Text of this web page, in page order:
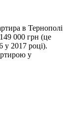
в Тернополі
000 грн (це
у 2017 році).
у